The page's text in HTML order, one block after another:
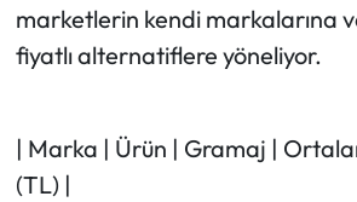
marketlerin kendi markalarına
fiyatlı alternatiflere yöneliyor.
| Marka | Ürün | Gramaj |
(TL) |